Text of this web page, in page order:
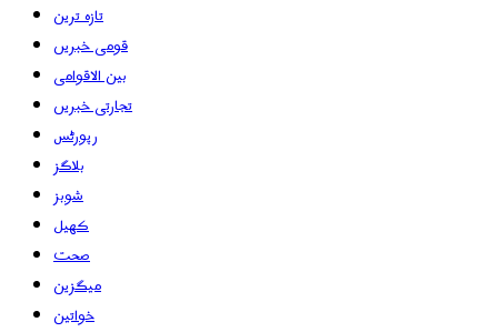
تازہ ترین
قومی خبریں
بین الاقوامی
تجارتی خبریں
رپورٹس
بلاگز
شوبز
کھیل
صحت
میگزین
خواتین